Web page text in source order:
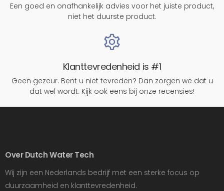
Een goed en onafhankelijk advies voor het juiste product,
niet het duurste product.
Klanttevredenheid is #1
Geen gezeur. Bent u niet tevreden? Dan zorgen we dat u
dat wel wordt. Kijk ook eens bij onze recensies!
Over Dutch Water Tech
Wij zijn een Nederlands bedrijf met een sterke focus op
duurzaamheid en klanttevredenheid.